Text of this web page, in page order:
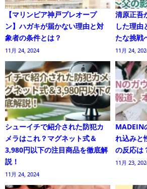
【マリンピア神戸プレオープ
ン】ハガキが届かない理由と対
象者の条件とは？
11月 24, 2024
清原正吾
した理由
たな挑戦
11月 24,
シューイチで紹介された防犯カ
メラはこれ？マグネット式＆
3,980円以下の注目商品を徹底解
説！
11月 24, 2024
MADEIN
れ込みと
の反応は
11月 23,